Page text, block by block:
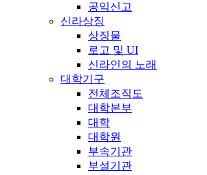
공익신고
신라상징
상징물
로고 및 UI
신라인의 노래
대학기구
전체조직도
대학본부
대학
대학원
부속기관
부설기관